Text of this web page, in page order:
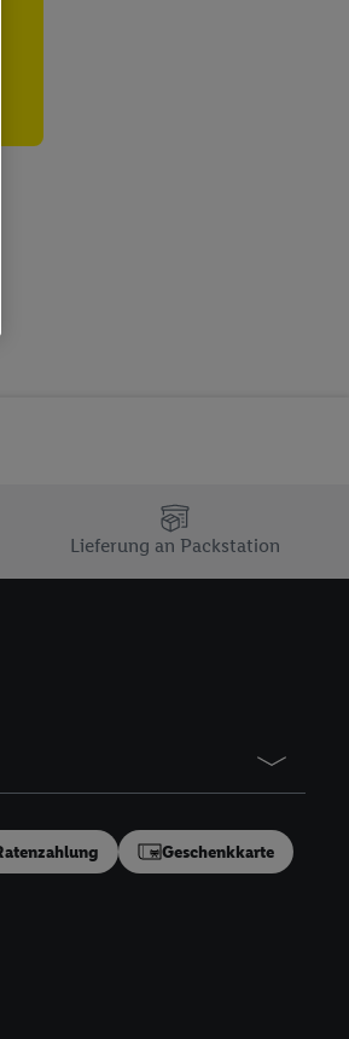
Lieferung an Packstation
Geschenkkarte